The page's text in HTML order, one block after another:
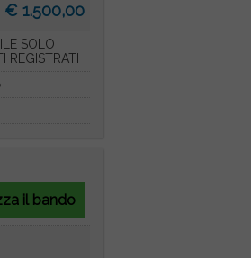
€ 1.500,00
SOLO
REGISTRATI
il bando